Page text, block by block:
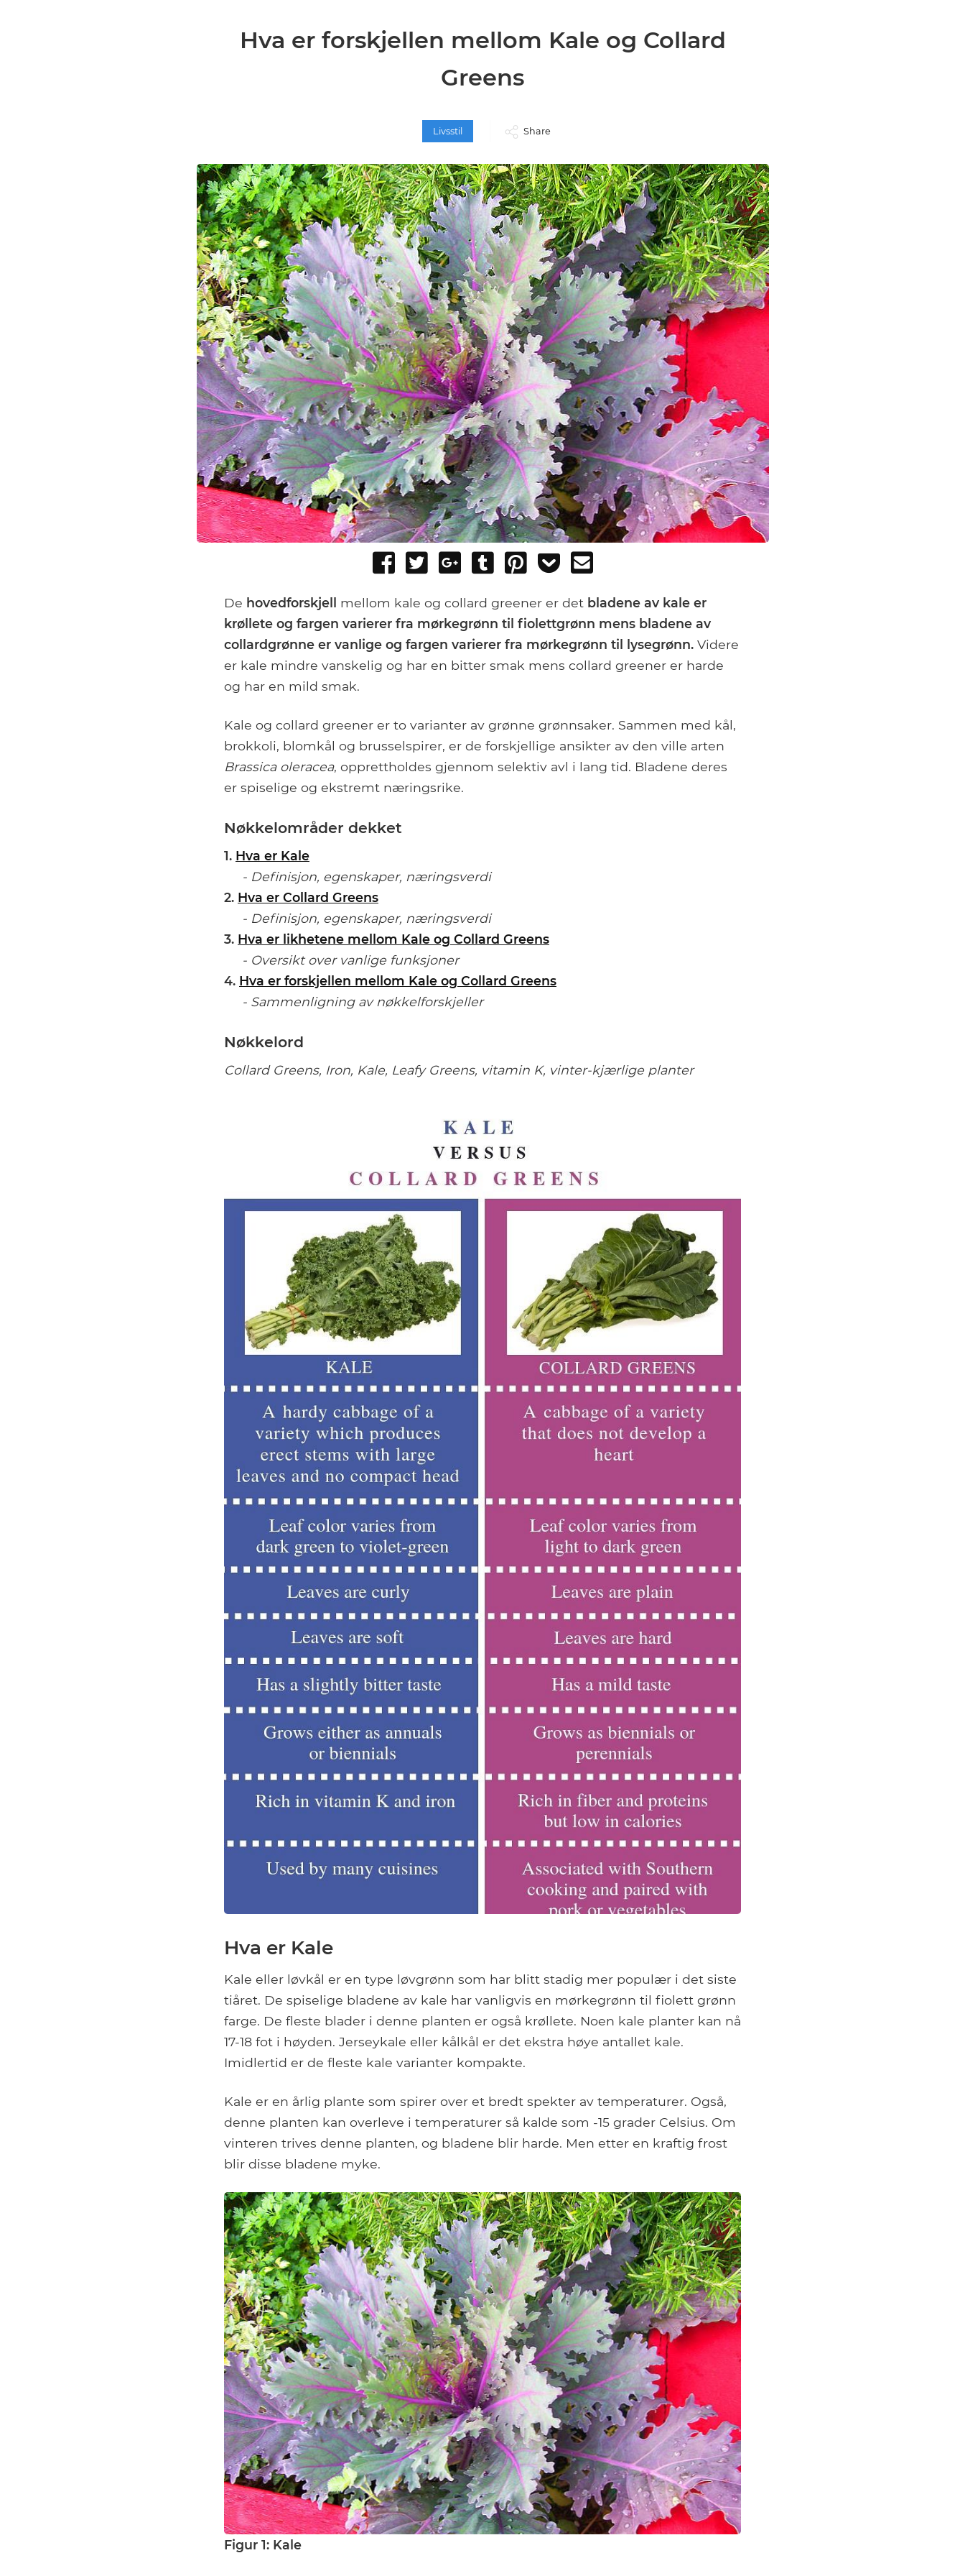
Hva er forskjellen mellom Kale og Collard
Greens
Livsstil Share
Share
Facebook
Tweet
Share
Google+
Post
Tumblr
Pin
Add
Pocket
De hovedforskjell mellom kale og collard greener er det bladene av kale er
krøllete og fargen varierer fra mørkegrønn til fiolettgrønn mens bladene av
collardgrønne er vanlige og fargen varierer fra mørkegrønn til lysegrønn. Videre
er kale mindre vanskelig og har en bitter smak mens collard greener er harde
og har en mild smak.
Kale og collard greener er to varianter av grønne grønnsaker. Sammen med kål,
brokkoli, blomkål og brusselspirer, er de forskjellige ansikter av den ville arten
Brassica oleracea, opprettholdes gjennom selektiv avl i lang tid. Bladene deres
er spiselige og ekstremt næringsrike.
Nøkkelområder dekket
1. Hva er Kale
- Definisjon, egenskaper, næringsverdi
2. Hva er Collard Greens
- Definisjon, egenskaper, næringsverdi
3. Hva er likhetene mellom Kale og Collard Greens
- Oversikt over vanlige funksjoner
4. Hva er forskjellen mellom Kale og Collard Greens
- Sammenligning av nøkkelforskjeller
Nøkkelord
Collard Greens, Iron, Kale, Leafy Greens, vitamin K, vinter-kjærlige planter
Hva er Kale
Kale eller løvkål er en type løvgrønn som har blitt stadig mer populær i det siste
tiåret. De spiselige bladene av kale har vanligvis en mørkegrønn til fiolett grønn
farge. De fleste blader i denne planten er også krøllete. Noen kale planter kan nå
17-18 fot i høyden. Jerseykale eller kålkål er det ekstra høye antallet kale.
Imidlertid er de fleste kale varianter kompakte.
Kale er en årlig plante som spirer over et bredt spekter av temperaturer. Også,
denne planten kan overleve i temperaturer så kalde som -15 grader Celsius. Om
vinteren trives denne planten, og bladene blir harde. Men etter en kraftig frost
blir disse bladene myke.
Figur 1: Kale